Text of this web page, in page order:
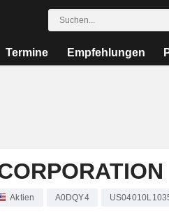
Termine Empfehlungen
Aktien A0DQY4